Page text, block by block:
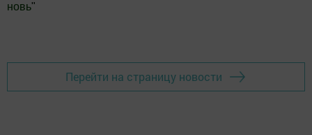
новь"
Перейти на страницу новости